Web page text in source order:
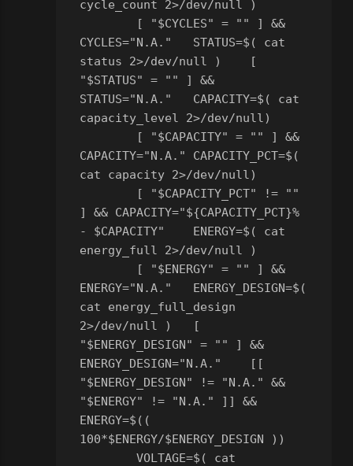
cycle_count 2>/dev/null )
CYCLES="N.A."
status 2>/dev/null )
"$STATUS" = "" ] &&
STATUS="N.A."
capacity_level 2>/dev/null)
CAPACITY="N.A."
cat capacity 2>/dev/null)
] && CAPACITY="${CAPACITY_PCT}%
- $CAPACITY"
energy_full 2>/dev/null )
ENERGY="N.A."
cat energy_full_design
2>/dev/null )
"$ENERGY_DESIGN" = "" ] &&
ENERGY_DESIGN="N.A."
"$ENERGY_DESIGN" != "N.A." &&
"$ENERGY" != "N.A." ]] &&
ENERGY=$((
100*$ENERGY/$ENERGY_DESIGN ))
	VOLTAGE=$( cat